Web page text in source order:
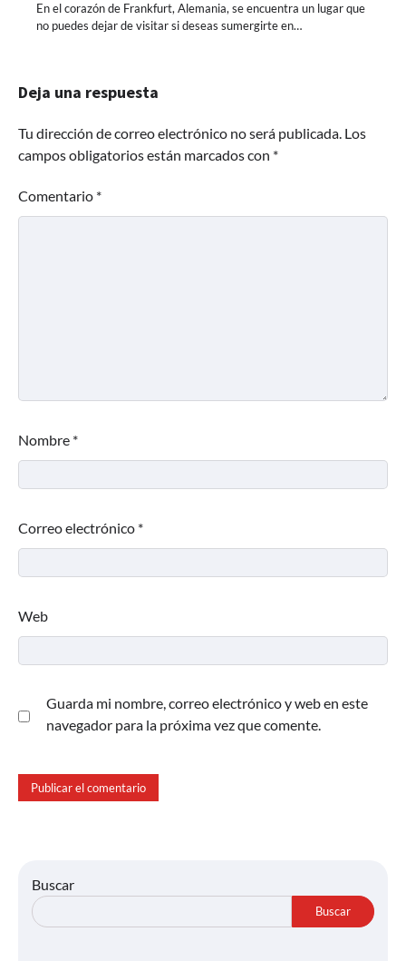
En el corazón de Frankfurt, Alemania, se encuentra un lugar que
no puedes dejar de visitar si deseas sumergirte en…
Deja una respuesta
Tu dirección de correo electrónico no será publicada. Los
campos obligatorios están marcados con *
Comentario *
Nombre *
Correo electrónico *
Web
Guarda mi nombre, correo electrónico y web en este
navegador para la próxima vez que comente.
Buscar
Buscar